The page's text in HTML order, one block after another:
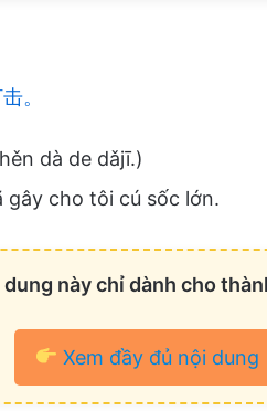
。
dà de dǎjī.)
gây cho tôi cú sốc lớn.
dung này chỉ dành cho
Xem đầy đủ nội dung